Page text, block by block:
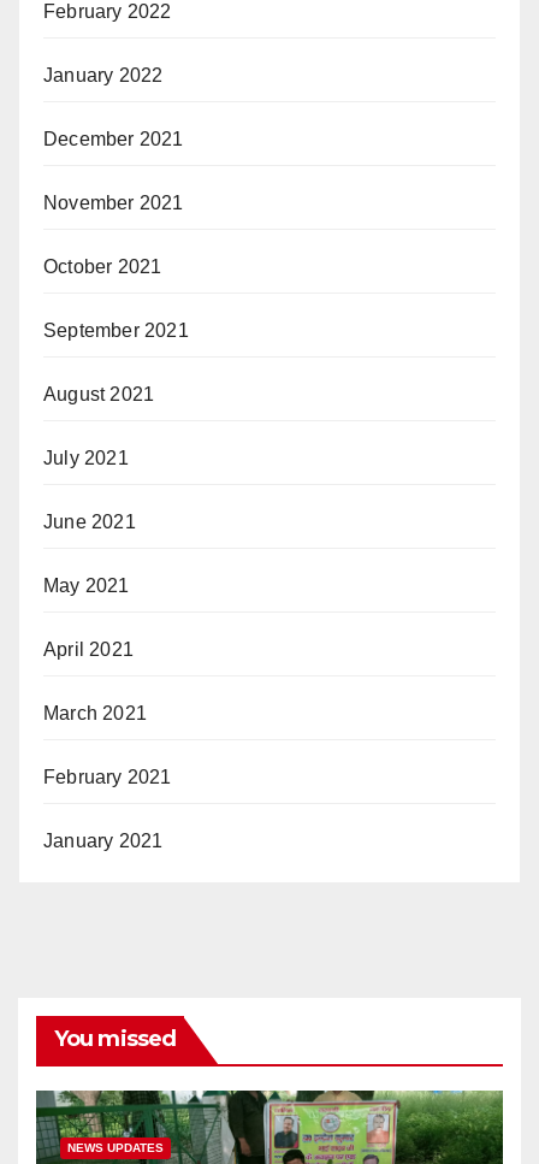
February 2022
January 2022
December 2021
November 2021
October 2021
September 2021
August 2021
July 2021
June 2021
May 2021
April 2021
March 2021
February 2021
January 2021
You missed
NEWS UPDATES